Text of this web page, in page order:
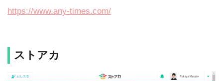
https://www.any-times.com/
ストアカ